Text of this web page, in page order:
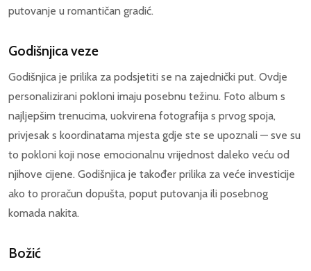
putovanje u romantičan gradić.
Godišnjica veze
Godišnjica je prilika za podsjetiti se na zajednički put. Ovdje
personalizirani pokloni imaju posebnu težinu. Foto album s
najljepšim trenucima, uokvirena fotografija s prvog spoja,
privjesak s koordinatama mjesta gdje ste se upoznali — sve su
to pokloni koji nose emocionalnu vrijednost daleko veću od
njihove cijene. Godišnjica je također prilika za veće investicije
ako to proračun dopušta, poput putovanja ili posebnog
komada nakita.
Božić